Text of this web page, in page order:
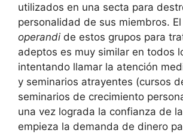
utilizados en una secta para
personalidad de sus miembros. El
operandi de estos grupos para
adeptos es muy similar en todos
intentando llamar la atención
y seminarios atrayentes (cursos
seminarios de crecimiento
una vez lograda la confianza de
empieza la demanda de dinero